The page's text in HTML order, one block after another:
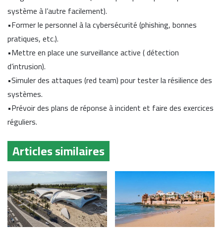
système à l’autre facilement).
•Former le personnel à la cybersécurité (phishing, bonnes
pratiques, etc.).
•Mettre en place une surveillance active ( détection
d’intrusion).
•Simuler des attaques (red team) pour tester la résilience des
systèmes.
•Prévoir des plans de réponse à incident et faire des exercices
réguliers.
Articles similaires